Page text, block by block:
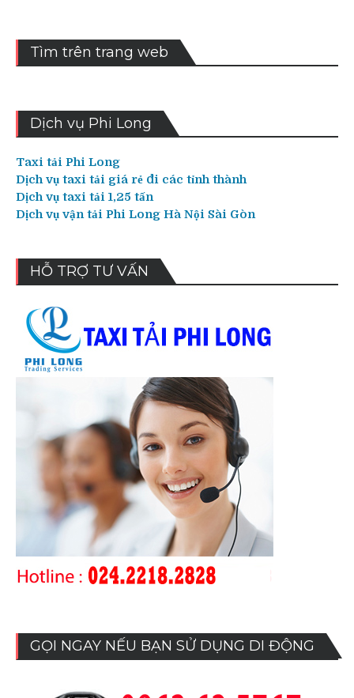
Tìm trên trang web
Dịch vụ Phi Long
Taxi tải Phi Long
Dịch vụ taxi tải giá rẻ đi các tỉnh thành
Dịch vụ taxi tải 1,25 tấn
Dịch vụ vận tải Phi Long Hà Nội Sài Gòn
HỖ TRỢ TƯ VẤN
GỌI NGAY NẾU BẠN SỬ DỤNG DI ĐỘNG